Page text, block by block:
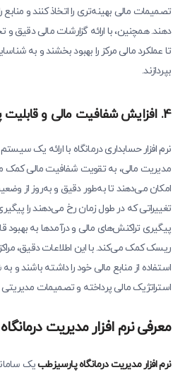
تصمیمات مالی بهینه‌تری را اتخاذ کنند و
دهند. همچنین، با ارائه گزارشات مالی دقیق
تا عملکرد مالی مرکز را بهبود بخشند و به
بپردازند.
4. افزایش شفافیت مالی و قابلیت پیگیری
نرم افزار حسابداری درمانگاه با ارائه یک
مدیریت مالی، به تقویت شفافیت مالی کمک
امکان می‌دهند تا به‌طور دقیق و به‌روز از
تغییراتی که در طول زمان رخ می‌دهند را
پیگیری تراکنش‌های مالی و درآمدها به
ریسک کمک می‌کند. با این اطلاعات دقیق،
استفاده از منابع مالی خود را داشته باشند
استراتژیک مالی پرداخته و تصمیمات مدیریتی
معرفی نرم افزار مدیریت
نرم افزار مدیریت درمانگاه پارسیزطبیک